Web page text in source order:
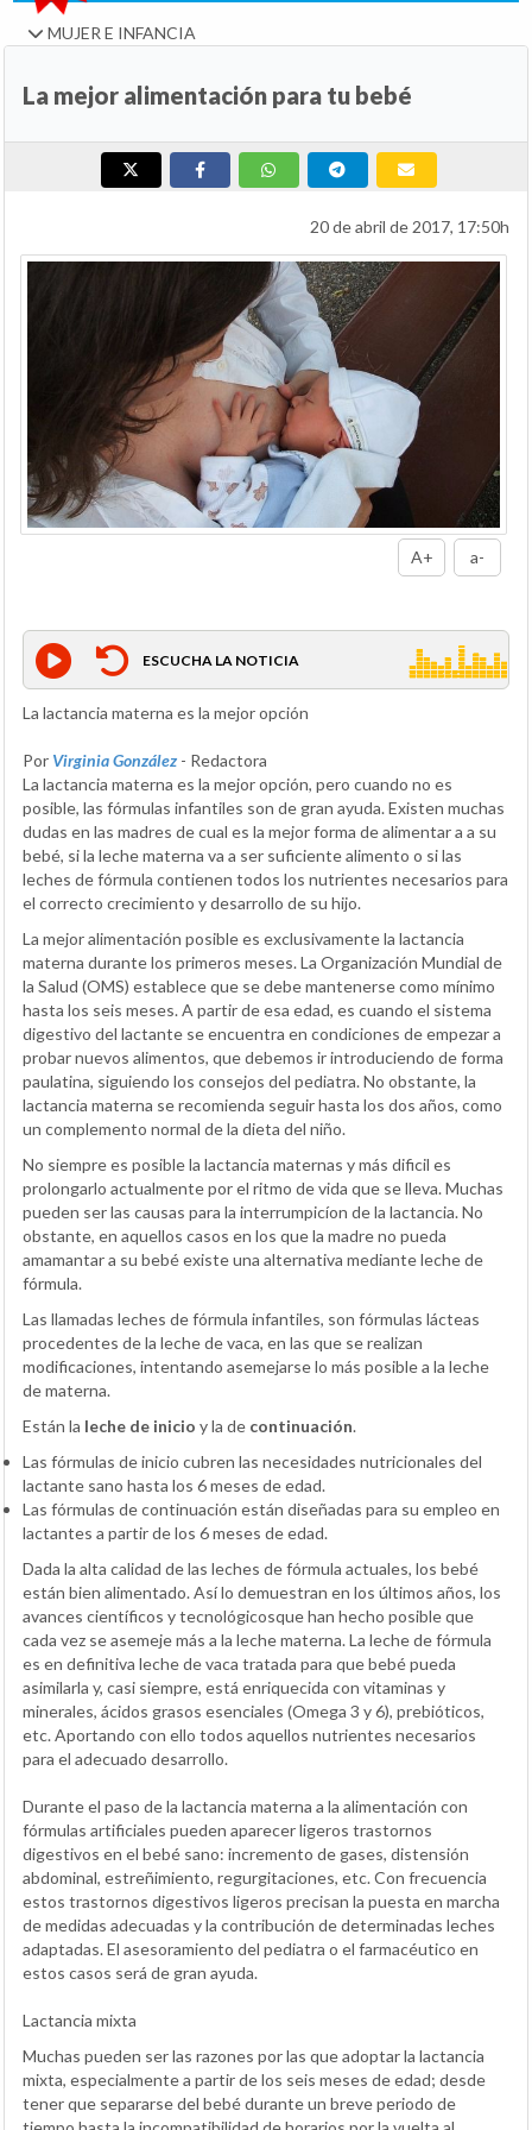
MUJER E INFANCIA
La mejor alimentación para tu bebé
20 de abril de 2017, 17:50h
A+ a-
ESCUCHA LA NOTICIA
La lactancia materna es la mejor opción
Por Virginia González - Redactora
La lactancia materna es la mejor opción, pero cuando no es
posible, las fórmulas infantiles son de gran ayuda. Existen muchas
dudas en las madres de cual es la mejor forma de alimentar a a su
bebé, si la leche materna va a ser suficiente alimento o si las
leches de fórmula contienen todos los nutrientes necesarios para
el correcto crecimiento y desarrollo de su hijo.
La mejor alimentación posible es exclusivamente la lactancia
materna durante los primeros meses. La Organización Mundial de
la Salud (OMS) establece que se debe mantenerse como mínimo
hasta los seis meses. A partir de esa edad, es cuando el sistema
digestivo del lactante se encuentra en condiciones de empezar a
probar nuevos alimentos, que debemos ir introduciendo de forma
paulatina, siguiendo los consejos del pediatra. No obstante, la
lactancia materna se recomienda seguir hasta los dos años, como
un complemento normal de la dieta del niño.
No siempre es posible la lactancia maternas y más dificil es
prolongarlo actualmente por el ritmo de vida que se lleva. Muchas
pueden ser las causas para la interrumpicíon de la lactancia. No
obstante, en aquellos casos en los que la madre no pueda
amamantar a su bebé existe una alternativa mediante leche de
fórmula.
Las llamadas leches de fórmula infantiles, son fórmulas lácteas
procedentes de la leche de vaca, en las que se realizan
modificaciones, intentando asemejarse lo más posible a la leche
de materna.
Están la leche de inicio y la de continuación.
Las fórmulas de inicio cubren las necesidades nutricionales del
lactante sano hasta los 6 meses de edad.
Las fórmulas de continuación están diseñadas para su empleo en
lactantes a partir de los 6 meses de edad.
Dada la alta calidad de las leches de fórmula actuales, los bebé
están bien alimentado. Así lo demuestran en los últimos años, los
avances científicos y tecnológicosque han hecho posible que
cada vez se asemeje más a la leche materna. La leche de fórmula
es en definitiva leche de vaca tratada para que bebé pueda
asimilarla y, casi siempre, está enriquecida con vitaminas y
minerales, ácidos grasos esenciales (Omega 3 y 6), prebióticos,
etc. Aportando con ello todos aquellos nutrientes necesarios
para el adecuado desarrollo.
Durante el paso de la lactancia materna a la alimentación con
fórmulas artificiales pueden aparecer ligeros trastornos
digestivos en el bebé sano: incremento de gases, distensión
abdominal, estreñimiento, regurgitaciones, etc. Con frecuencia
estos trastornos digestivos ligeros precisan la puesta en marcha
de medidas adecuadas y la contribución de determinadas leches
adaptadas. El asesoramiento del pediatra o el farmacéutico en
estos casos será de gran ayuda.
Lactancia mixta
Muchas pueden ser las razones por las que adoptar la lactancia
mixta, especialmente a partir de los seis meses de edad; desde
tener que separarse del bebé durante un breve periodo de